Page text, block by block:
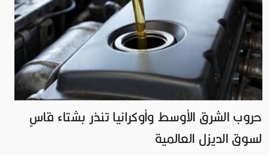
حروب الشرق الأوسط وأوكرانيا تنذر بشتاء قاسٍ
لسوق الديزل العالمية